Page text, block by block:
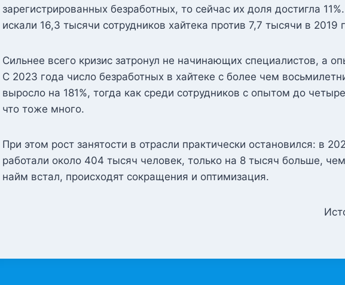
зарегистрированных безработных, то сейчас их доля достигла
искали 16,3 тысячи сотрудников хайтека против 7,7 тысячи в 2019
Сильнее всего кризис затронул не начинающих специалистов, а
С 2023 года число безработных в хайтеке с более чем
выросло на 181%, тогда как среди сотрудников с опытом до
что тоже много.
При этом рост занятости в отрасли практически остановился: в
работали около 404 тысяч человек, только на 8 тысяч больше,
найм встал, происходят сокращения и оптимизация.